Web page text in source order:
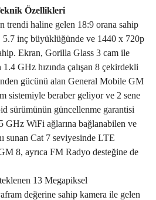
Özellikleri
trendi haline gelen 18:9 orana sahip
5.7 inç büyüklüğünde ve 1440 x 720p
Ekran, Gorilla Glass 3 cam ile
GHz hızında çalışan 8 çekirdekli
gücünü alan General Mobile GM
sistemiyle beraber geliyor ve 2 sene
sürümünün güncellenme garantisi
GHz WiFi ağlarına bağlanabilen ve
sunan Cat 7 seviyesinde LTE
8, ayrıca FM Radyo desteğine de
13 Megapiksel
değerine sahip kamera ile gelen